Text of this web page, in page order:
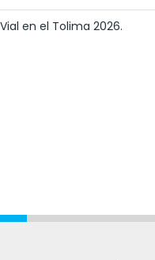
en el Tolima 2026.